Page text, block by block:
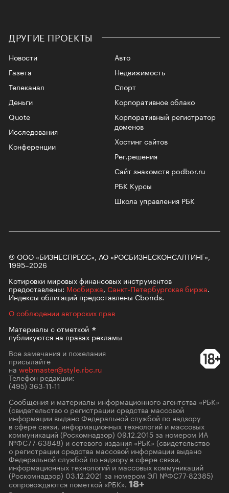
ДРУГИЕ ПРОЕКТЫ
Новости
Газета
Телеканал
Авто
Недвижимость
Спорт
Корпоративное облако
Корпоративный регистратор
доменов
Хостинг сайтов
Рег.решения
Сайт знакомств podbor.ru
РБК Курсы
Школа управления РБК
Деньги
Quote
Исследования
Конференции
© ООО «БИЗНЕСПРЕСС», АО «РОСБИЗНЕСКОНСАЛТИНГ»,
1995–2026
Котировки мировых финансовых инструментов
предоставлены: Мосбиржа, Санкт-Петербургская биржа.
Индексы облигаций предоставлены Cbonds.
О соблюдении авторских прав
Материалы сотметкой
публикуются на правах рекламы
Все замечания и пожелания
присылайте
на webmaster@style.rbc.ru
Телефон редакции:
(495) 363-11-11
Сообщения и материалы информационного агентства «РБК»
(свидетельство о регистрации средства массовой
информации выдано Федеральной службой по надзору
в сфере связи, информационных технологий и массовых
коммуникаций (Роскомнадзор) 09.12.2015 за номером ИА
№ФС77-63848) и сетевого издания «РБК» (свидетельство
о регистрации средства массовой информации выдано
Федеральной службой по надзору в сфере связи,
информационных технологий и массовых коммуникаций
(Роскомнадзор) 03.12.2021 за номером ЭЛ №ФС77-82385)
сопровождаются пометкой «РБК». 18+